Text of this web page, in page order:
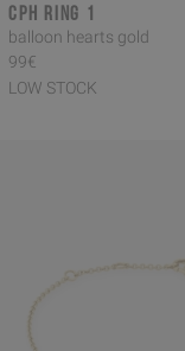
CPH RING 1
balloon hearts gold
99€
LOW STOCK